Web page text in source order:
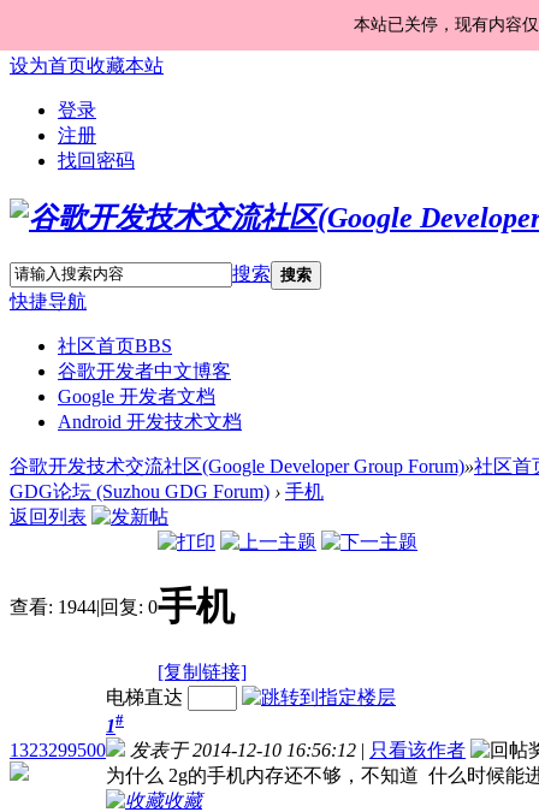
本站已关停，现有内容
设为首页收藏本站
登录
注册
找回密码
搜索 搜索
快捷导航
社区首页BBS
谷歌开发者中文博客
Google 开发者文档
Android 开发技术文档
谷歌开发技术交流社区(Google Developer Group Forum)»社区首
GDG论坛 (Suzhou GDG Forum) › 手机
返回列表
查看: 1944|回复: 0手机
[复制链接]
1323299500
电梯直达
1#
发表于 2014-12-10 16:56:12 | 只看该作者
为什么 2g的手机内存还不够，不知道 什么时候能
收藏